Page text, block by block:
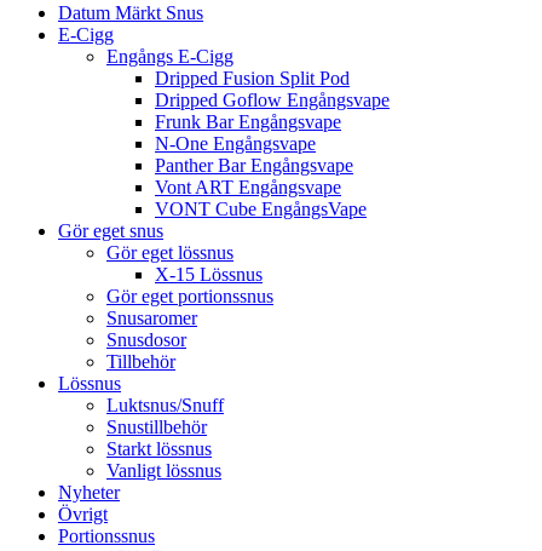
Datum Märkt Snus
E-Cigg
Engångs E-Cigg
Dripped Fusion Split Pod
Dripped Goflow Engångsvape
Frunk Bar Engångsvape
N-One Engångsvape
Panther Bar Engångsvape
Vont ART Engångsvape
VONT Cube EngångsVape
Gör eget snus
Gör eget lössnus
X-15 Lössnus
Gör eget portionssnus
Snusaromer
Snusdosor
Tillbehör
Lössnus
Luktsnus/Snuff
Snustillbehör
Starkt lössnus
Vanligt lössnus
Nyheter
Övrigt
Portionssnus